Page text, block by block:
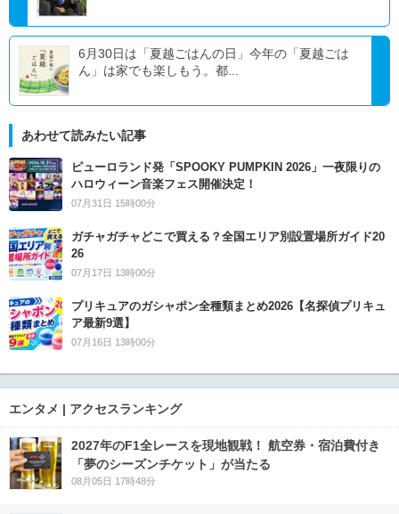
6月30日は「夏越ごはんの日」今年の「夏越ごは
ん」は家でも楽しもう。都...
あわせて読みたい記事
ピューロランド発「SPOOKY PUMPKIN 2026」一夜限りの
ハロウィーン音楽フェス開催決定！
07月31日 15時00分
ガチャガチャどこで買える？全国エリア別設置場所ガイド20
26
07月17日 13時00分
プリキュアのガシャポン全種類まとめ2026【名探偵プリキュ
ア最新9選】
07月16日 13時00分
エンタメ | アクセスランキング
2027年のF1全レースを現地観戦！ 航空券・宿泊費付き
「夢のシーズンチケット」が当たる
08月05日 17時48分